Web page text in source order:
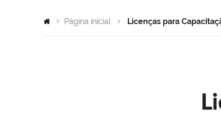
Página inicial Licenças para